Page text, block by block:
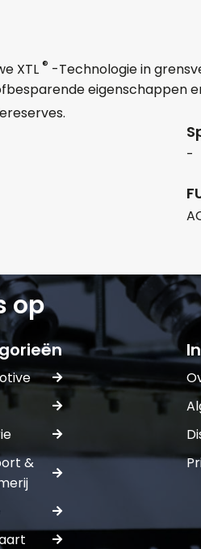
XTL ® -Technologie in
eigenschappen
-
- +
E-mail:*
op
&